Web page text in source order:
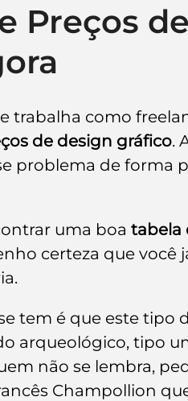
Nome para Empresa
Slogan Papelaria
Preços
5 estrelas.
trabalha como
de design gráfico.
problema de forma
uma boa tabela
certeza que
tem é que este tipo
arqueológico, tipo
não se lembra,
Champollion